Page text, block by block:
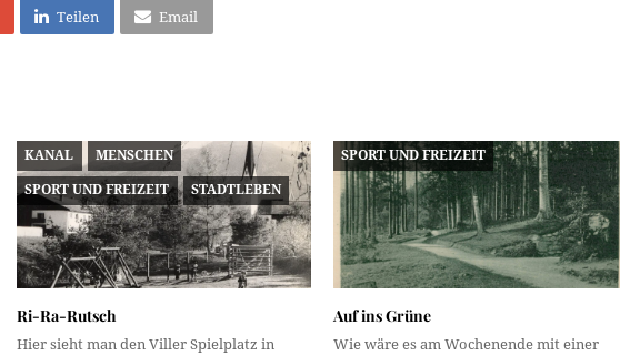
Teilen Email
KANAL MENSCHEN
SPORT UND FREIZEIT STADTLEBEN
Ri-Ra-Rutsch
Hier sieht man den Viller Spielplatz in
SPORT UND FREIZEIT
Auf ins Grüne
Wie wäre es am Wochenende mit einer